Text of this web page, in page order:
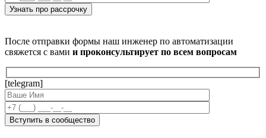
После отправки формы наш инженер по автоматизации
свяжется с вами и проконсультирует по всем вопросам
[telegram]